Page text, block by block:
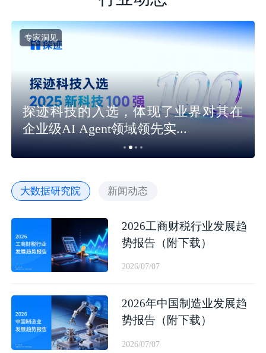
专家洞见
探迹科技的入选，体现了业界对其在
企业级AI Agent领域领先实...
大数据研究院 新闻动态
2026工商财税行业发展趋
势报告（附下载）
2026/07/07
2026年中国制造业发展趋
势报告（附下载）
2026/07/07